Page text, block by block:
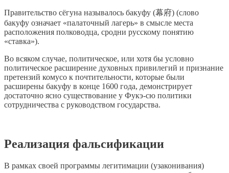
Правительство сёгуна называлось бакуфу (幕府) (слово
бакуфу означает «палаточный лагерь» в смысле места
расположения полководца, сродни русскому понятию
«ставка»).
Во всяком случае, политическое, или хотя бы условно
политическое расширение духовных привилегий и признание
претензий комусо к почтительности, которые были
расширены бакуфу в конце 1600 года, демонстрирует
достаточно ясно существование у Фукэ-сю политики
сотрудничества с руководством государства.
Реализация фальсификации
В рамках своей программы легитимации (узаконивания)